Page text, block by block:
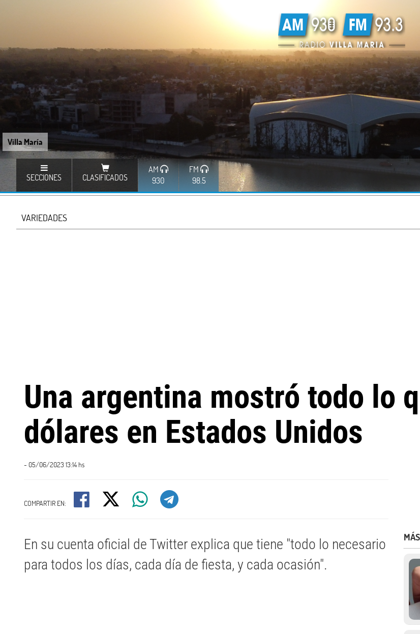
Villa María
SECCIONES CLASIFICADOS
AM
930
FM
98.5
VARIEDADES
Una argentina mostró todo lo
dólares en Estados Unidos
- 05/06/2023 13:14 hs
COMPARTIR EN:
En su cuenta oficial de Twitter explica que tiene "todo lo necesario
para todos los días, cada día de fiesta, y cada ocasión".